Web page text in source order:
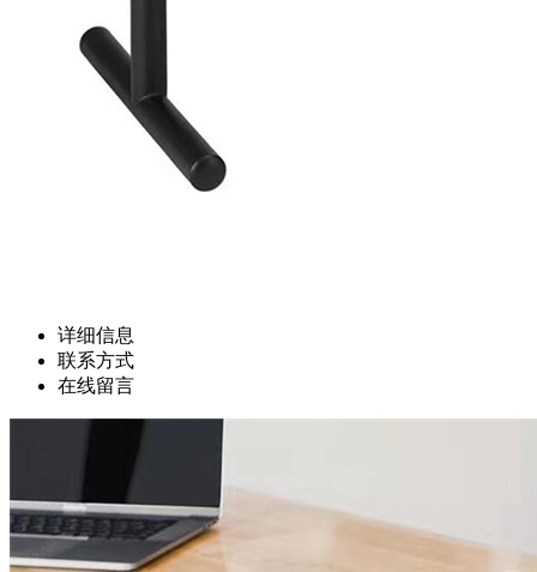
详细信息
联系方式
在线留言